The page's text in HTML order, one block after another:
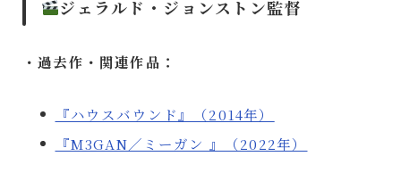
ジェラルド・ジョンストン監督
・過去作・関連作品：
『ハウスバウンド』（2014年）
『M3GAN／ミーガン 』（2022年）